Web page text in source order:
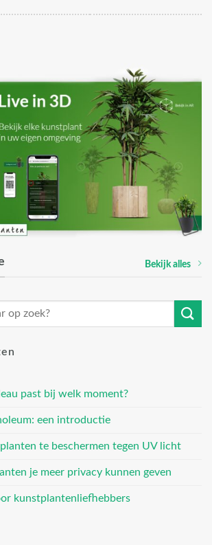
Bekijk alles
past bij welk moment?
een introductie
te beschermen tegen UV licht
je meer privacy kunnen geven
kunstplantenliefhebbers